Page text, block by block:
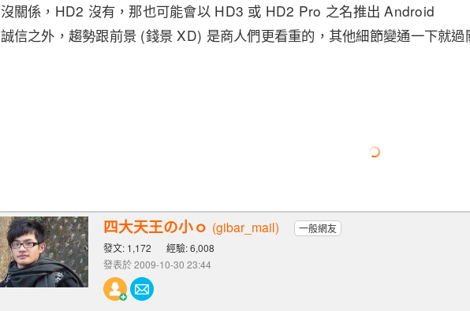
沒關係，HD2 沒有，那也可能會以 HD3 或 HD2 Pro 之名推出 Android
誠信之外，趨勢跟前景 (錢景 XD) 是商人們更看重的，其他細節變通一下就過
四大天王の小ｏ (gibar_mail)
一般網友
發文: 1,172
經驗: 6,008
發表於 2009-10-30 23:44